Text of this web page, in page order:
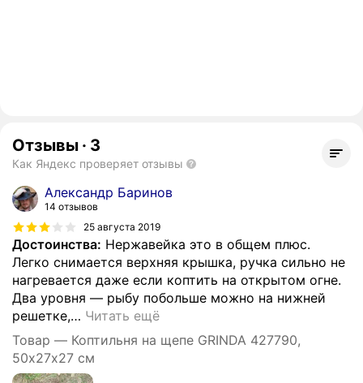
Отзывы · 3
Как Яндекс проверяет отзывы
Александр Баринов
14 отзывов
25 августа 2019
Достоинства: Нержавейка это в общем плюс.
Легко снимается верхняя крышка, ручка сильно не
нагревается даже если коптить на открытом огне.
Два уровня — рыбу побольше можно на нижней
решетке,… Читать ещё
Товар — Коптильня на щепе GRINDA 427790,
50х27х27 см